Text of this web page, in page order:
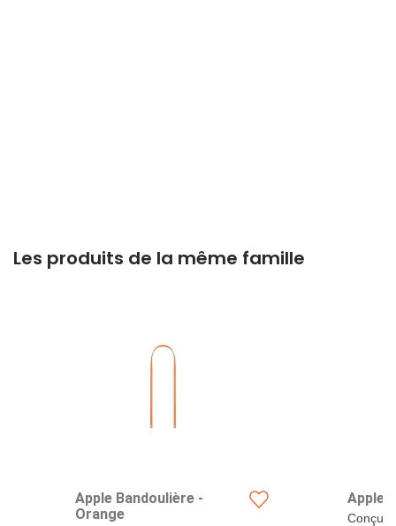
Les produits de la même famille
Apple Bandoulière -
Orange ​​​​​​​
Apple
Conçue